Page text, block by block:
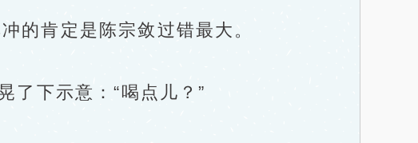
肯定是陈宗敛过错最大。
下示意：“喝点儿？”